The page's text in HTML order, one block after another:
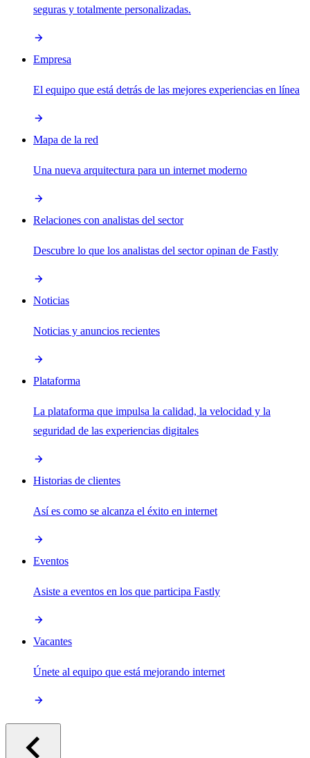
seguras y totalmente personalizadas.
Empresa
El equipo que está detrás de las mejores experiencias en línea
Mapa de la red
Una nueva arquitectura para un internet moderno
Relaciones con analistas del sector
Descubre lo que los analistas del sector opinan de Fastly
Noticias
Noticias y anuncios recientes
Plataforma
La plataforma que impulsa la calidad, la velocidad y la
seguridad de las experiencias digitales
Historias de clientes
Así es como se alcanza el éxito en internet
Eventos
Asiste a eventos en los que participa Fastly
Vacantes
Únete al equipo que está mejorando internet